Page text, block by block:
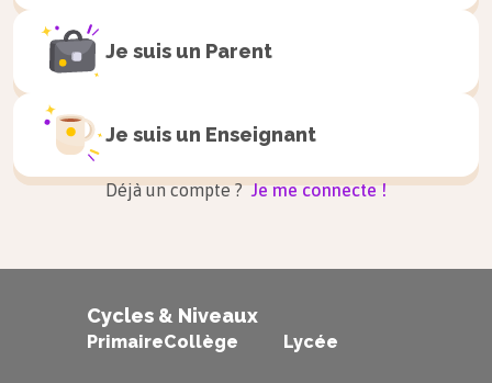
Je suis un Parent
Je suis un Enseignant
Déjà un compte ? Je me connecte !
Cycles & Niveaux
PrimaireCollège Lycée